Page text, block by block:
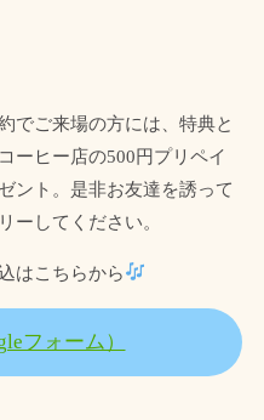
でご来場の方には、特典と
ーヒー店の500円プリペイ
ント。是非お友達を誘って
ーしてください。
はこちらから
フォーム）